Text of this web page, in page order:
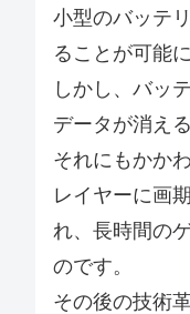
小型のバッテ
ることが可能
しかし、バッ
データが消え
それにもかか
レイヤーに画
れ、長時間の
のです。
その後の技術